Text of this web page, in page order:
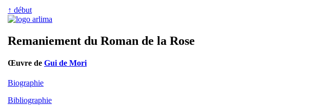
↑ début
Remaniement du Roman de la Rose
Œuvre de Gui de Mori
Biographie
Bibliographie